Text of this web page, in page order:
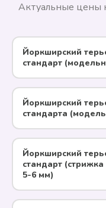
Актуальные цены
Йоркширский
стандарт
Йоркширский
стандарта
Йоркширский
стандарт
5-6 мм)